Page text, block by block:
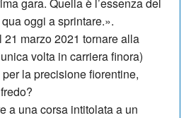
oggi a sprintare.».
marzo 2021 tornare alla
volta in carriera finora)
la precisione fiorentine,
a una corsa intitolata a un